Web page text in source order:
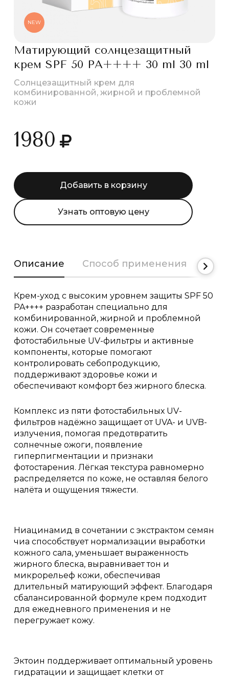
NEW
Матирующий солнцезащитный
крем SPF 50 PA++++ 30 ml 30 ml
Солнцезащитный крем для
комбинированной, жирной и проблемной
кожи
1980
Добавить в корзину
Узнать оптовую цену
Описание Способ применения
Крем-уход с высоким уровнем защиты SPF 50
PA++++ разработан специально для
комбинированной, жирной и проблемной
кожи. Он сочетает современные
фотостабильные UV-фильтры и активные
компоненты, которые помогают
контролировать себопродукцию,
поддерживают здоровье кожи и
обеспечивают комфорт без жирного блеска.
Комплекс из пяти фотостабильных UV-
фильтров надёжно защищает от UVA- и UVB-
излучения, помогая предотвратить
солнечные ожоги, появление
гиперпигментации и признаки
фотостарения. Лёгкая текстура равномерно
распределяется по коже, не оставляя белого
налёта и ощущения тяжести.
Ниацинамид в сочетании с экстрактом семян
чиа способствует нормализации выработки
кожного сала, уменьшает выраженность
жирного блеска, выравнивает тон и
микрорельеф кожи, обеспечивая
длительный матирующий эффект. Благодаря
сбалансированной формуле крем подходит
для ежедневного применения и не
перегружает кожу.
Эктоин поддерживает оптимальный уровень
гидратации и защищает клетки от